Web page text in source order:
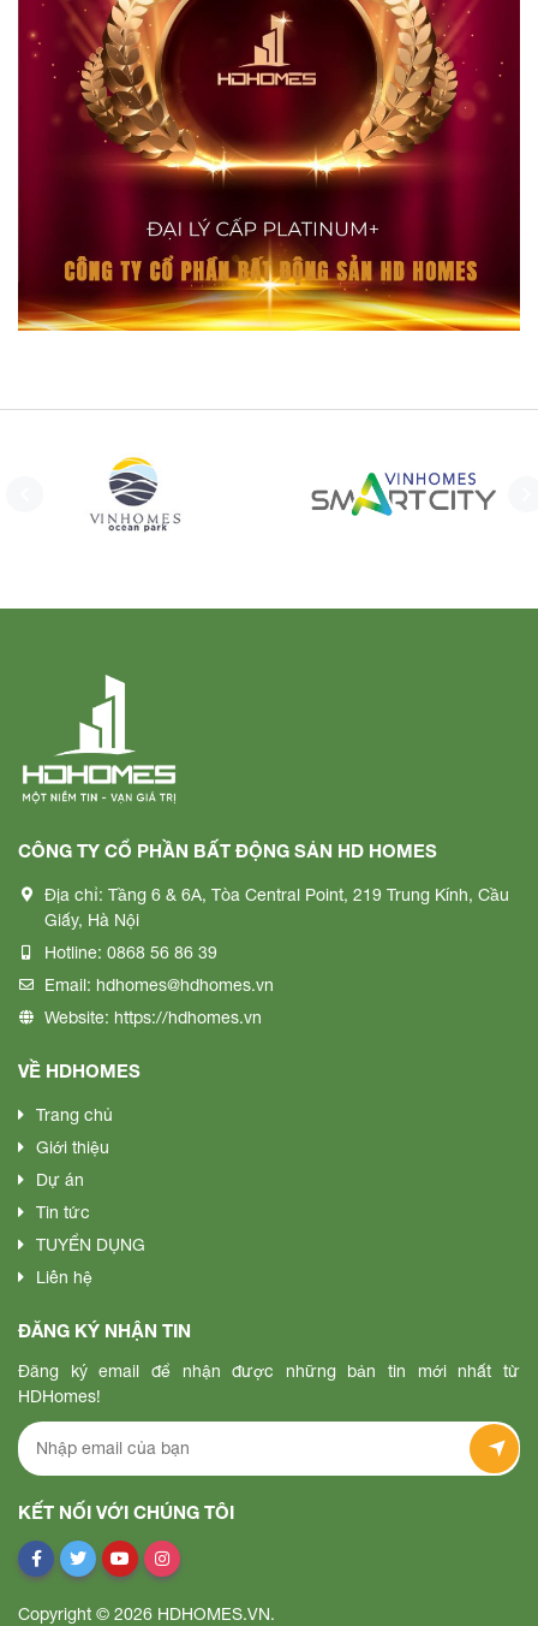
CÔNG TY CỔ PHẦN BẤT ĐỘNG SẢN HD HOMES
Địa chỉ: Tầng 6 & 6A, Tòa Central Point, 219 Trung Kính, Cầu
Giấy, Hà Nội
Hotline: 0868 56 86 39
Email: hdhomes@hdhomes.vn
Website: https://hdhomes.vn
VỀ HDHOMES
Trang chủ
Giới thiệu
Dự án
Tin tức
TUYỂN DỤNG
Liên hệ
ĐĂNG KÝ NHẬN TIN
Đăng ký email để nhận được những bản tin mới nhất từ
HDHomes!
KẾT NỐI VỚI CHÚNG TÔI
Copyright © 2026 HDHOMES.VN.